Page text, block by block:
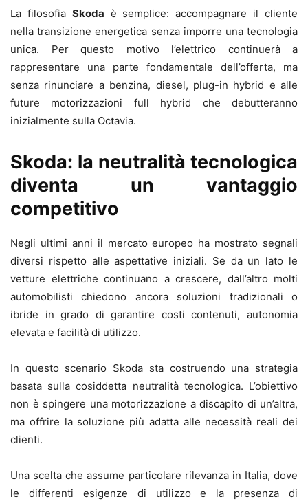
La filosofia Skoda è semplice: accompagnare il cliente
nella transizione energetica senza imporre una tecnologia
unica. Per questo motivo l’elettrico continuerà a
rappresentare una parte fondamentale dell’offerta, ma
senza rinunciare a benzina, diesel, plug-in hybrid e alle
future motorizzazioni full hybrid che debutteranno
inizialmente sulla Octavia.
Skoda: la neutralità tecnologica
diventa un vantaggio
competitivo
Negli ultimi anni il mercato europeo ha mostrato segnali
diversi rispetto alle aspettative iniziali. Se da un lato le
vetture elettriche continuano a crescere, dall’altro molti
automobilisti chiedono ancora soluzioni tradizionali o
ibride in grado di garantire costi contenuti, autonomia
elevata e facilità di utilizzo.
In questo scenario Skoda sta costruendo una strategia
basata sulla cosiddetta neutralità tecnologica. L’obiettivo
non è spingere una motorizzazione a discapito di un’altra,
ma offrire la soluzione più adatta alle necessità reali dei
clienti.
Una scelta che assume particolare rilevanza in Italia, dove
le differenti esigenze di utilizzo e la presenza di